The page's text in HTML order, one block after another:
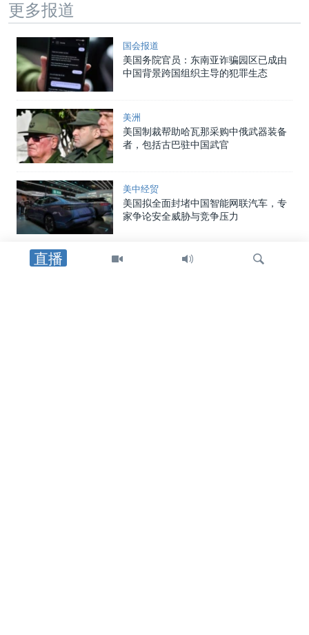
直播
更多报道
国会报道
美国务院官员：东南亚诈骗园区已成由
中国背景跨国组织主导的犯罪生态
美洲
美国制裁帮助哈瓦那采购中俄武器装备
者，包括古巴驻中国武官
美中经贸
美国拟全面封堵中国智能网联汽车，专
家争论安全威胁与竞争压力